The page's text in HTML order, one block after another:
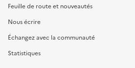
Feuille de route et nouveautés
Nous écrire
Échangez avec la communauté
Statistiques